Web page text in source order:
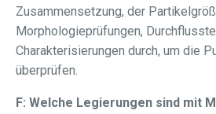
Zusammensetzung, der
Morphologieprüfungen,
Charakterisierungen durch, um die
überprüfen.
F: Welche Legierungen sind mit